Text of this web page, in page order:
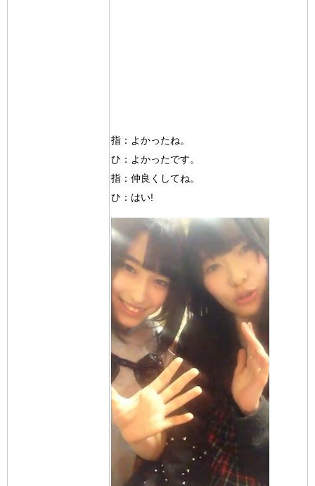
指：よかったね。
ひ：よかったです。
指：仲良くしてね。
ひ：はい!